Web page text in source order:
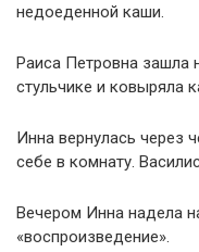
недоеденной каши.
Раиса Петровна зашла
стульчике и ковыряла
Инна вернулась через
себе в комнату.
Вечером Инна надела
«воспроизведение».